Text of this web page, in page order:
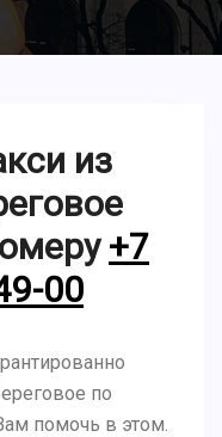
из
+7
00
по
помочь в этом.